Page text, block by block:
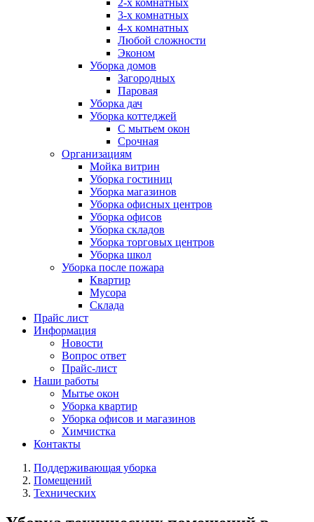
2-х комнатных
3-х комнатных
4-х комнатных
Любой сложности
Эконом
Уборка домов
Загородных
Паровая
Уборка дач
Уборка коттеджей
С мытьем окон
Срочная
Организациям
Мойка витрин
Уборка гостиниц
Уборка магазинов
Уборка офисных центров
Уборка офисов
Уборка складов
Уборка торговых центров
Уборка школ
Уборка после пожара
Квартир
Мусора
Склада
Прайс лист
Информация
Новости
Вопрос ответ
Прайс-лист
Наши работы
Мытье окон
Уборка квартир
Уборка офисов и магазинов
Химчистка
Контакты
Поддерживающая уборка
Помещений
Технических